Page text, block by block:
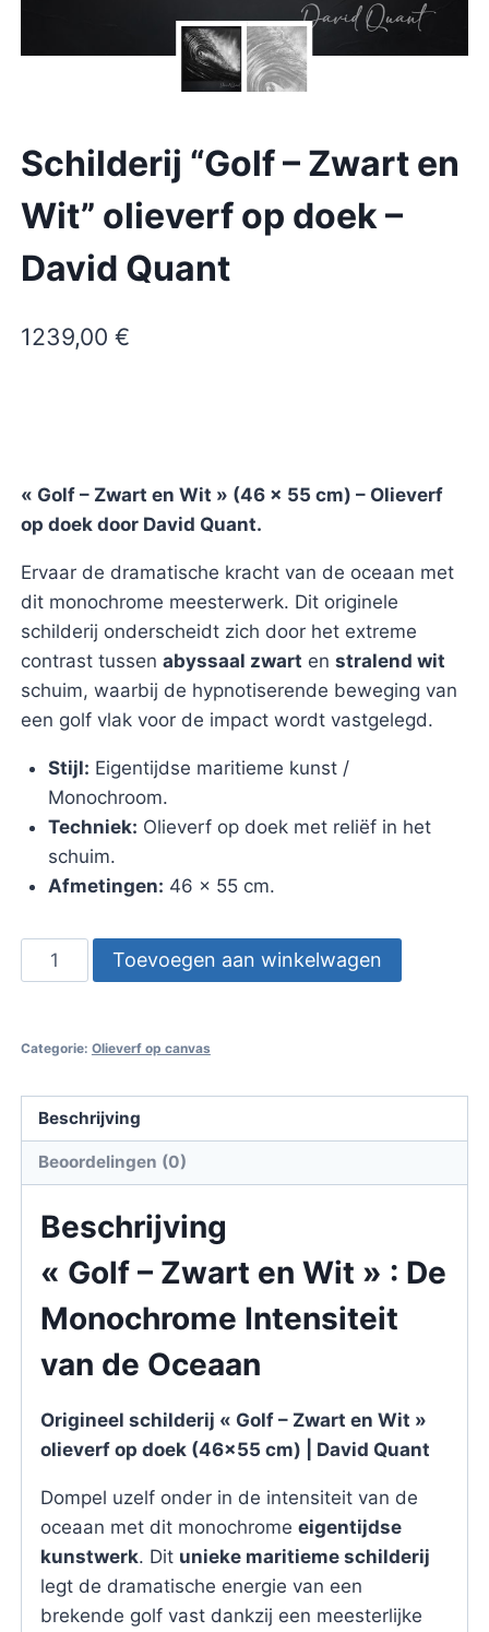
Schilderij “Golf – Zwart en
Wit” olieverf op doek –
David Quant
1239,00 €
« Golf – Zwart en Wit » (46 x 55 cm) – Olieverf
op doek door David Quant.
Ervaar de dramatische kracht van de oceaan met
dit monochrome meesterwerk. Dit originele
schilderij onderscheidt zich door het extreme
contrast tussen abyssaal zwart en stralend wit
schuim, waarbij de hypnotiserende beweging van
een golf vlak voor de impact wordt vastgelegd.
Stijl: Eigentijdse maritieme kunst /
Monochroom.
Techniek: Olieverf op doek met reliëf in het
schuim.
Afmetingen: 46 x 55 cm.
Schilderij
"Golf
Zwart
Wit"
olieverf
op
doek
Quant
aantal
Toevoegen aan winkelwagen
Categorie: Olieverf op canvas
Beschrijving
Beoordelingen (0)
Beschrijving
« Golf – Zwart en Wit » : De
Monochrome Intensiteit
van de Oceaan
Origineel schilderij « Golf – Zwart en Wit »
olieverf op doek (46×55 cm) | David Quant
Dompel uzelf onder in de intensiteit van de
oceaan met dit monochrome eigentijdse
kunstwerk. Dit unieke maritieme schilderij
legt de dramatische energie van een
brekende golf vast dankzij een meesterlijke